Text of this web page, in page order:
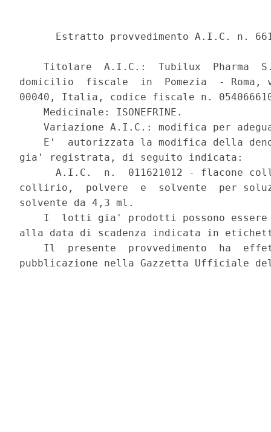
Estratto provvedimento A.I.C. n.
Titolare  A.I.C.:  Tubilux  Pharma
domicilio  fiscale  in  Pomezia  - Roma,
00040, Italia, codice fiscale n.
    Medicinale: ISONEFRINE.
Variazione A.I.C.: modifica per
E'  autorizzata la modifica della
gia' registrata, di seguito indicata:
A.I.C.  n.  011621012 - flacone
collirio,  polvere  e  solvente  per
solvente da 4,3 ml.
I  lotti gia' prodotti possono
alla data di scadenza indicata in
Il  presente  provvedimento  ha